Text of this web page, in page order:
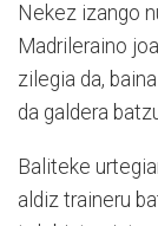
Nekez izango
Madrileraino
zilegia da,
da galdera
Baliteke
aldiz traineru